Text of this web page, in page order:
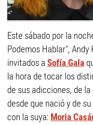
Este sábado por la
Podemos Hablar",
invitados a Sofía Gala
la hora de tocar los
de sus adicciones, de
desde que nació y de
con la suya: Moria